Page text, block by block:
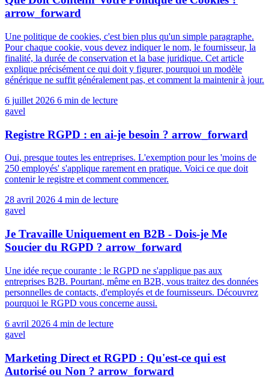
arrow_forward
Une politique de cookies, c'est bien plus qu'un simple paragraphe.
Pour chaque cookie, vous devez indiquer le nom, le fournisseur, la
finalité, la durée de conservation et la base juridique. Cet article
explique précisément ce qui doit y figurer, pourquoi un modèle
générique ne suffit généralement pas, et comment la maintenir à jour.
6 juillet 2026 6 min de lecture
gavel
Registre RGPD : en ai-je besoin ? arrow_forward
Oui, presque toutes les entreprises. L'exemption pour les 'moins de
250 employés' s'applique rarement en pratique. Voici ce que doit
contenir le registre et comment commencer.
28 avril 2026 4 min de lecture
gavel
Je Travaille Uniquement en B2B - Dois-je Me
Soucier du RGPD ? arrow_forward
Une idée reçue courante : le RGPD ne s'applique pas aux
entreprises B2B. Pourtant, même en B2B, vous traitez des données
personnelles de contacts, d'employés et de fournisseurs. Découvrez
pourquoi le RGPD vous concerne aussi.
6 avril 2026 4 min de lecture
gavel
Marketing Direct et RGPD : Qu'est-ce qui est
Autorisé ou Non ? arrow_forward